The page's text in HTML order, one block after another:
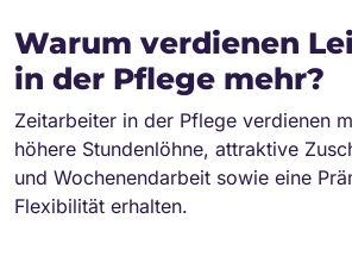
Warum verdienen
in der Pflege mehr?
Zeitarbeiter in der Pflege verdienen
höhere Stundenlöhne, attraktive
und Wochenendarbeit sowie eine
Flexibilität erhalten.